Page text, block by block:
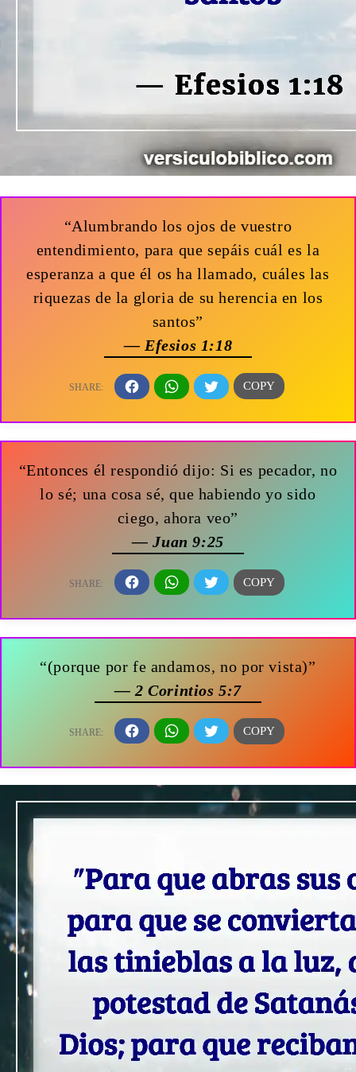
“Alumbrando los ojos de vuestro
entendimiento, para que sepáis cuál es la
esperanza a que él os ha llamado, cuáles las
riquezas de la gloria de su herencia en los
santos”
— Efesios 1:18
“Entonces él respondió dijo: Si es pecador, no
lo sé; una cosa sé, que habiendo yo sido
ciego, ahora veo”
— Juan 9:25
“(porque por fe andamos, no por vista)”
— 2 Corintios 5:7